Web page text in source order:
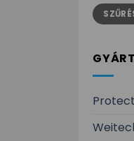
Min
ár
Max
ár
Protect